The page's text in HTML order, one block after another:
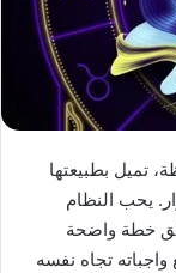
تميل بطبيعتها
يحب النظام
وفق خطة واضحة
تجاه نفسه